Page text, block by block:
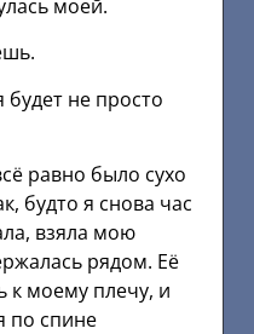
моей.
не просто
равно было сухо
будто я снова час
взяла мою
рядом. Её
к моему плечу, и
по спине